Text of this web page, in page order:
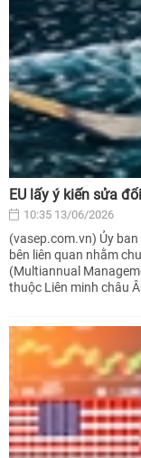
EU lấy ý kiến sửa
10:35 13/06/2026
(vasep.com.vn) Ủy
bên liên quan nhằm
(Multiannual
thuộc Liên minh châu